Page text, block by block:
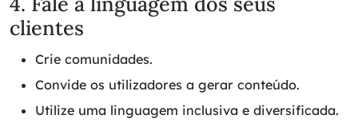
clientes
Crie comunidades.
Convide os utilizadores a gerar conteúdo.
Utilize uma linguagem inclusiva e diversificada.